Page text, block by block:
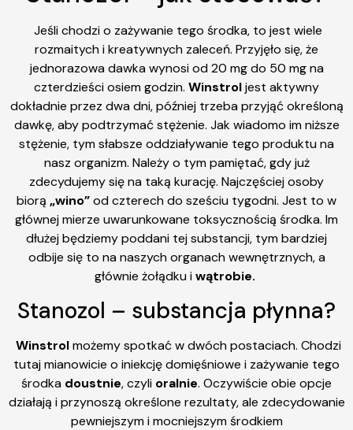
Jeśli chodzi o zażywanie tego środka, to jest wiele
rozmaitych i kreatywnych zaleceń. Przyjęło się, że
jednorazowa dawka wynosi od 20 mg do 50 mg na
czterdzieści osiem godzin. Winstroljest aktywny
dokładnie przez dwa dni, później trzeba przyjąć określoną
dawkę, aby podtrzymać stężenie. Jak wiadomo im niższe
stężenie, tym słabsze oddziaływanie tego produktu na
nasz organizm. Należy o tym pamiętać, gdy już
zdecydujemy się na taką kurację. Najczęściej osoby
biorą „wino”od czterech do sześciu tygodni. Jest to w
głównej mierze uwarunkowane toksycznością środka. Im
dłużej będziemy poddani tej substancji, tym bardziej
odbije się to na naszych organach wewnętrznych, a
głównie żołądku i wątrobie.
Stanozol – substancja płynna?
Winstrolmożemy spotkać w dwóch postaciach. Chodzi
tutaj mianowicie o iniekcję domięśniowe i zażywanie tego
środka doustnie, czyli oralnie. Oczywiście obie opcje
działają i przynoszą określone rezultaty, ale zdecydowanie
pewniejszym i mocniejszym środkiem